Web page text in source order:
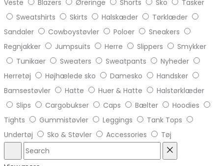
Veste
Blazers Øreringe Shorts Sko
Tasker
Sweatshirts
Skirts Halskæder
Tørklæder
Sandaler
Cowboystøvler Poloer
Sneakers
Regnjakker
Jumpsuits Herre Slippers
Smykker
Tunikaer
Sweaters Sweatpants
Nyheder
Herretøj
Højhælede sko Damesko
Handsker
Bamsestøvler
Hatte Huer & Hatte
Halstørklæder
Slips
Cargobukser Caps Bælter
Hoodies
Tights
Gummistøvler Leggings
Tank Tops
Undertøj
Sko & Støvler Accessories Tøj